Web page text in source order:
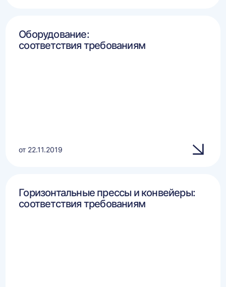
Оборудование:
соответствия требованиям
от 22.11.2019
Горизонтальные прессы и конвейеры:
соответствия требованиям